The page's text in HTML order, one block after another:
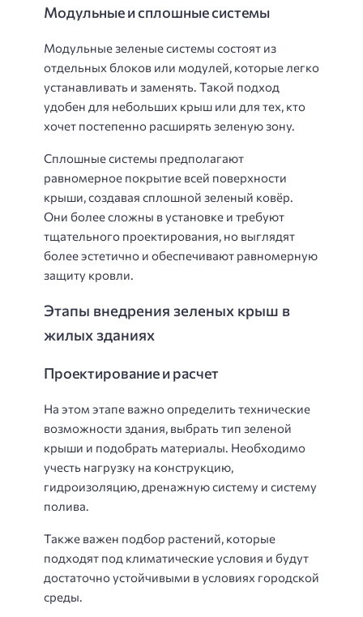
Модульные и сплошные системы
Модульные зеленые системы состоят из
отдельных блоков или модулей, которые легко
устанавливать и заменять. Такой подход
удобен для небольших крыш или для тех, кто
хочет постепенно расширять зеленую зону.
Сплошные системы предполагают
равномерное покрытие всей поверхности
крыши, создавая сплошной зеленый ковёр.
Они более сложны в установке и требуют
тщательного проектирования, но выглядят
более эстетично и обеспечивают равномерную
защиту кровли.
Этапы внедрения зеленых крыш в
жилых зданиях
Проектирование и расчет
На этом этапе важно определить технические
возможности здания, выбрать тип зеленой
крыши и подобрать материалы. Необходимо
учесть нагрузку на конструкцию,
гидроизоляцию, дренажную систему и систему
полива.
Также важен подбор растений, которые
подходят под климатические условия и будут
достаточно устойчивыми в условиях городской
среды.